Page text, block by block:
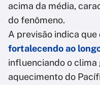
acima da média,
do fenômeno.
A previsão indica que
fortalecendo ao
influenciando o
aquecimento do